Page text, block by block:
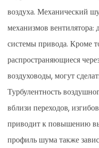
воздуха. Механический
механизмов вентилятора:
системы привода. Кроме
распространяющиеся
воздуховоды, могут
Турбулентность
вблизи переходов,
приводит к повышению
профиль шума также